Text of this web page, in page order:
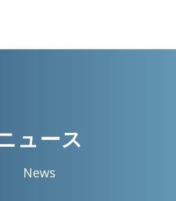
ュース
News